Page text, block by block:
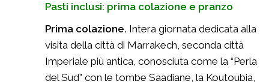
Pasti inclusi: prima colazione e pranzo
Prima colazione. Intera giornata dedicata alla
visita della città di Marrakech, seconda città
Imperiale più antica, conosciuta come la “Perla
del Sud” con le tombe Saadiane, la Koutoubia,